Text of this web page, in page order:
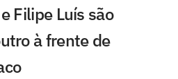
Filipe Luís são
à frente de